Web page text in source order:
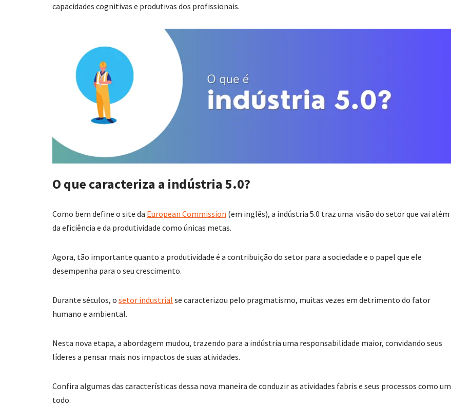
capacidades cognitivas e produtivas dos profissionais.
O que caracteriza a indústria 5.0?
Como bem define o site da European Commission (em inglês), a indústria 5.0 traz uma visão do setor que vai além
da eficiência e da produtividade como únicas metas.
Agora, tão importante quanto a produtividade é a contribuição do setor para a sociedade e o papel que ele
desempenha para o seu crescimento.
Durante séculos, o setor industrial se caracterizou pelo pragmatismo, muitas vezes em detrimento do fator
humano e ambiental.
Nesta nova etapa, a abordagem mudou, trazendo para a indústria uma responsabilidade maior, convidando seus
líderes a pensar mais nos impactos de suas atividades.
Confira algumas das características dessa nova maneira de conduzir as atividades fabris e seus processos como um
todo.